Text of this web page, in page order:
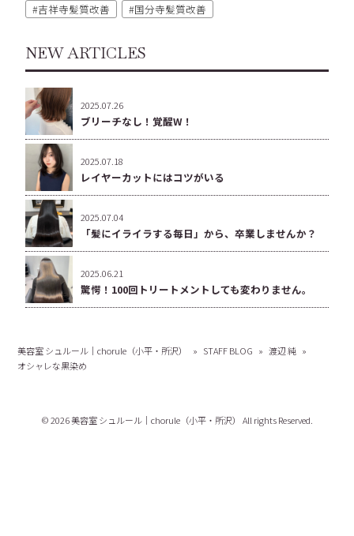
吉祥寺髪質改善
国分寺髪質改善
NEW ARTICLES
2025.07.26
ブリーチなし！覚醒W！
2025.07.18
レイヤーカットにはコツがいる
2025.07.04
「髪にイライラする毎日」から、卒業しませんか？
2025.06.21
驚愕！100回トリートメントしても変わりません。
美容室 シュルール｜chorule（小平・所沢） » STAFF BLOG » 渡辺 純 »
オシャレな黒染め
© 2026 美容室 シュルール｜chorule（小平・所沢） All rights Reserved.